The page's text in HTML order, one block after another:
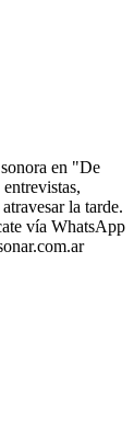
en "De
la tarde.
vía WhatsApp